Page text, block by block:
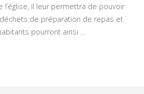
l’église, il leur permettra de pouvoir
de préparation de repas et
pourront ainsi …